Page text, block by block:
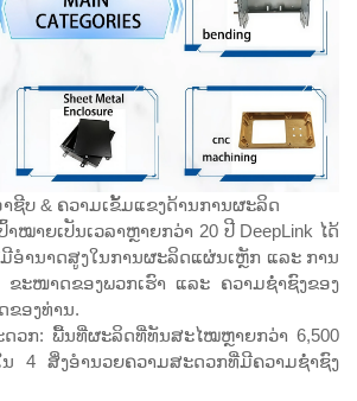
ຊີບ & ຄວາມເຂັ້ມແຂງດ້ານການຜະລິດ
າໝາຍເປັນເວລາຫຼາຍກວ່າ 20 ປີ DeepLink ໄດ້
ອຳນາດສູງໃນການຜະລິດແຜ່ນເຫຼັກ ແລະ ການ
ະໜາດຂອງພວກເຮົາ ແລະ ຄວາມຊ່ຳຊົງຂອງ
ຂອງທ່ານ.
ວກ: ພື້ນທີ່ຜະລິດທີ່ທັນສະໄໝຫຼາຍກວ່າ 6,500
ນ 4 ສິ່ງອຳນວຍຄວາມສະດວກທີ່ມີຄວາມຊ່ຳຊົງ